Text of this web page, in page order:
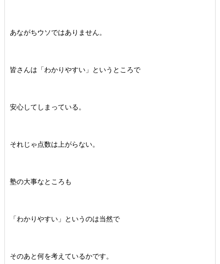
あながちウソではありません。
皆さんは「わかりやすい」というところで
安心してしまっている。
それじゃ点数は上がらない。
塾の大事なところも
「わかりやすい」というのは当然で
そのあと何を考えているかです。